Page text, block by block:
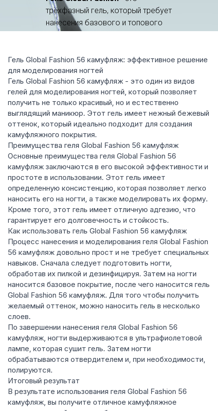
Гель Global Fashion 56 камуфляж: эффективное решение
для моделирования ногтей
Гель Global Fashion 56 камуфляж - это один из видов
гелей для моделирования ногтей, который позволяет
получить не только красивый, но и естественно
выглядящий маникюр. Этот гель имеет нежный бежевый
оттенок, который идеально подходит для создания
камуфляжного покрытия.
Преимущества геля Global Fashion 56 камуфляж
Основные преимущества геля Global Fashion 56
камуфляж заключаются в его высокой эффективности и
простоте в использовании. Этот гель имеет
определенную консистенцию, которая позволяет легко
наносить его на ногти, а также моделировать их форму.
Кроме того, этот гель имеет отличную адгезию, что
гарантирует его долговечность и стойкость.
Как использовать гель Global Fashion 56 камуфляж
Процесс нанесения и моделирования геля Global Fashion
56 камуфляж довольно прост и не требует специальных
навыков. Сначала следует подготовить ногти,
обработав их пилкой и дезинфицируя. Затем на ногти
наносится базовое покрытие, после чего наносится гель
Global Fashion 56 камуфляж. Для того чтобы получить
желаемый оттенок, можно наносить гель в несколько
слоев.
По завершении нанесения геля Global Fashion 56
камуфляж, ногти выдерживаются в ультрафиолетовой
лампе, которая сушит гель. Затем ногти
обрабатываются отвердителем и, при необходимости,
полируются.
Итоговый результат
В результате использования геля Global Fashion 56
камуфляж, вы получите отличное камуфляжное